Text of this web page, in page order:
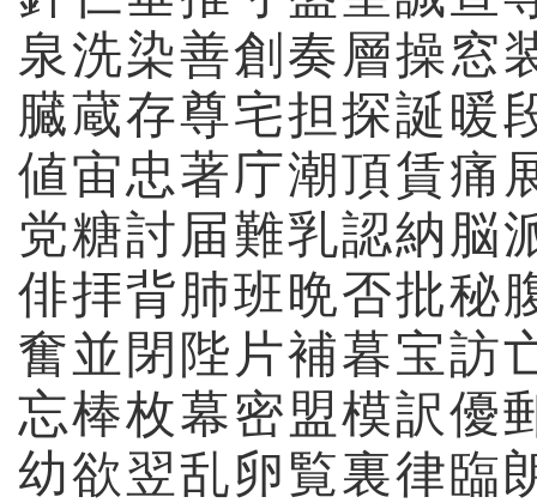
泉洗染善創 奏 層操 窓
臓蔵存尊宅担探誕暖
値宙忠著庁潮頂賃痛
党糖討 届難乳 認納 脳
俳拝背 肺班晩 否批秘
奮並 閉 陛 片補暮宝訪
忘棒枚幕密 盟模訳優
幼欲翌乱 卵 覧裏律臨